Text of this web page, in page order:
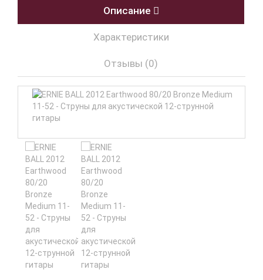
Описание
Характеристики
Отзывы (0)